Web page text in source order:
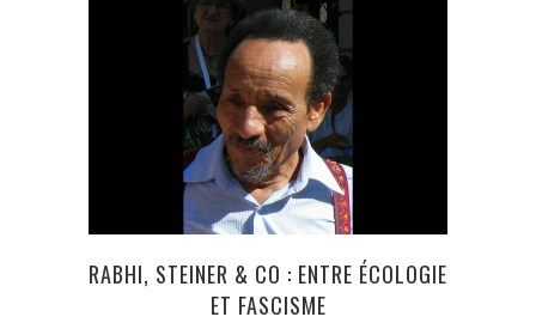
RABHI, STEINER & CO : ENTRE ÉCOLOGIE
ET FASCISME